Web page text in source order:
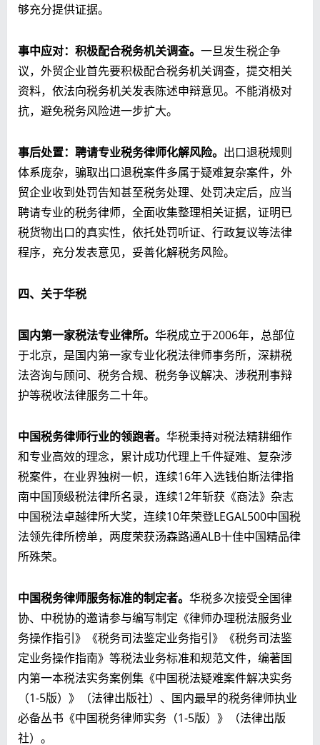
够充分提供证据。
事中应对：积极配合税务机关调查。 一旦发生税企争
议，外贸企业首先要积极配合税务机关调查，提交相关
资料，依法向税务机关发表陈述申辩意见。不能消极对
抗，避免税务风险进一步扩大。
事后处置：聘请专业税务律师化解风险。 出口退税规则
体系庞杂，骗取出口退税案件多属于疑难复杂案件，外
贸企业收到处罚告知甚至税务处理、处罚决定后，应当
聘请专业的税务律师，全面收集整理相关证据，证明已
税货物出口的真实性，依托处罚听证、行政复议等法律
程序，充分发表意见，妥善化解税务风险。
四、关于华税
国内第一家税法专业律所。 华税成立于2006年，总部位
于北京，是国内第一家专业化税法律师事务所，深耕税
法咨询与顾问、税务合规、税务争议解决、涉税刑事辩
护等税收法律服务二十年。
中国税务律师行业的领跑者。 华税秉持对税法精耕细作
和专业高效的理念，累计成功代理上千件疑难、复杂涉
税案件，在业界独树一帜，连续16年入选钱伯斯法律指
南中国顶级税法律所名录，连续12年斩获《商法》杂志
中国税法卓越律所大奖，连续10年荣登LEGAL500中国税
法领先律所榜单，两度荣获汤森路通ALB十佳中国精品律
所殊荣。
中国税务律师服务标准的制定者。 华税多次接受全国律
协、中税协的邀请参与编写制定《律师办理税法服务业
务操作指引》《税务司法鉴定业务指引》《税务司法鉴
定业务操作指南》等税法业务标准和规范文件，编著国
内第一本税法实务案例集《中国税法疑难案件解决实务
（1-5版）》（法律出版社）、国内最早的税务律师执业
必备丛书《中国税务律师实务（1-5版）》（法律出版
社）。